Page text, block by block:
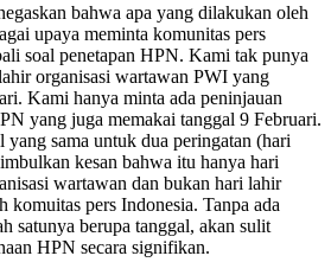
bahwa apa yang dilakukan oleh
upaya meminta komunitas pers
soal penetapan HPN. Kami tak punya
organisasi wartawan PWI yang
Kami hanya minta ada peninjauan
yang juga memakai tanggal 9 Februari.
yang sama untuk dua peringatan (hari
kesan bahwa itu hanya hari
wartawan dan bukan hari lahir
komuitas pers Indonesia. Tanpa ada
satunya berupa tanggal, akan sulit
HPN secara signifikan.